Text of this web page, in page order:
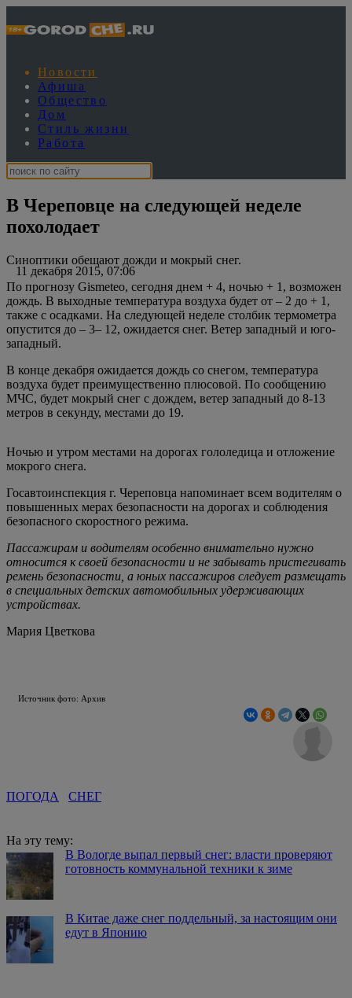
Новости
Афиша
Общество
Дом
Стиль жизни
Работа
В Череповце на следующей неделе
похолодает
11 декабря 2015, 07:06
Синоптики обещают дожди и мокрый снег.
По прогнозу Gismeteo, сегодня днем + 4, ночью + 1, возможен
дождь. В выходные температура воздуха будет от – 2 до + 1,
также с осадками. На следующей неделе столбик термометра
опустится до – 3– 12, ожидается снег. Ветер западный и юго-
западный.
В конце декабря ожидается дождь со снегом, температура
воздуха будет преимущественно плюсовой. По сообщению
МЧС, будет мокрый снег с дождем, ветер западный до 8-13
метров в секунду, местами до 19.
Ночью и утром местами на дорогах гололедица и отложение
мокрого снега.
Госавтоинспекция г. Череповца напоминает всем водителям о
повышенных мерах безопасности на дорогах и соблюдения
безопасного скоростного режима.
Пассажирам и водителям особенно внимательно нужно
относится к своей безопасности и не забывать пристегивать
ремень безопасности, а юных пассажиров следует размещать
в специальных детских автомобильных удерживающих
устройствах.
Мария Цветкова
Источник фото: Архив
ПОГОДА СНЕГ
На эту тему:
В Вологде выпал первый снег: власти проверяют
готовность коммунальной техники к зиме
В Китае даже снег поддельный, за настоящим они
едут в Японию